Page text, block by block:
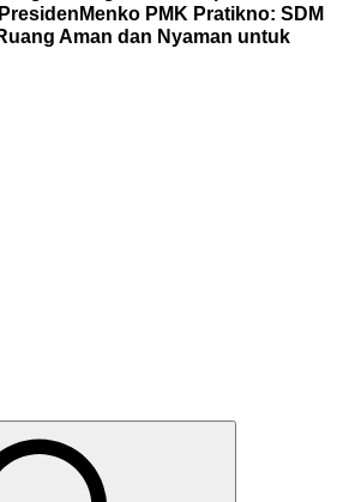
Menko PMK Pratikno: SDM
Aman dan Nyaman untuk